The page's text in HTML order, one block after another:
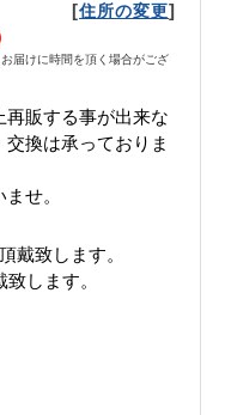
[住所の変更]
届けに時間を頂く場合がござ
販する事が出来な
換は承っておりま
せ。
戴致します。
します。